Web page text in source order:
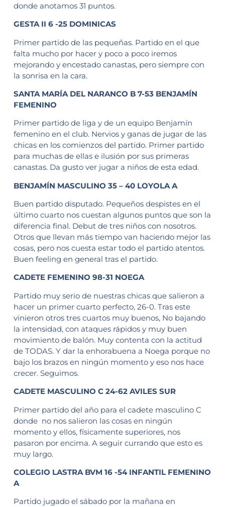
donde anotamos 31 puntos.
GESTA II 6 -25 DOMINICAS
Primer partido de las pequeñas. Partido en el que
falta mucho por hacer y poco a poco iremos
mejorando y encestado canastas, pero siempre con
la sonrisa en la cara.
SANTA MARÍA DEL NARANCO B 7-53 BENJAMÍN
FEMENINO
Primer partido de liga y de un equipo Benjamín
femenino en el club. Nervios y ganas de jugar de las
chicas en los comienzos del partido. Primer partido
para muchas de ellas e ilusión por sus primeras
canastas. Da gusto ver jugar a niños de esta edad.
BENJAMÍN MASCULINO 35 – 40 LOYOLA A
Buen partido disputado. Pequeños despistes en el
último cuarto nos cuestan algunos puntos que son la
diferencia final. Debut de tres niños con nosotros.
Otros que llevan más tiempo van haciendo mejor las
cosas, pero nos cuesta estar todo el partido atentos.
Buen feeling en general tras el partido.
CADETE FEMENINO 98-31 NOEGA
Partido muy serio de nuestras chicas que salieron a
hacer un primer cuarto perfecto, 26-0. Tras este
vinieron otros tres cuartos muy buenos, No bajando
la intensidad, con ataques rápidos y muy buen
movimiento de balón. Muy contenta con la actitud
de TODAS. Y dar la enhorabuena a Noega porque no
bajo los brazos en ningún momento y eso nos hace
crecer. Seguimos.
CADETE MASCULINO C 24-62 AVILES SUR
Primer partido del año para el cadete masculino C
donde no nos salieron las cosas en ningún
momento y ellos, físicamente superiores, nos
pasaron por encima. A seguir currando que esto es
muy largo.
COLEGIO LASTRA BVM 16 -54 INFANTIL FEMENINO
A
Partido jugado el sábado por la mañana en